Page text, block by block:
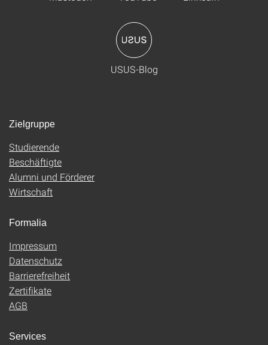
USUS-Blog
Zielgruppe
Studierende
Beschäftigte
Alumni und Förderer
Wirtschaft
Formalia
Impressum
Datenschutz
Barrierefreiheit
Zertifikate
AGB
Services